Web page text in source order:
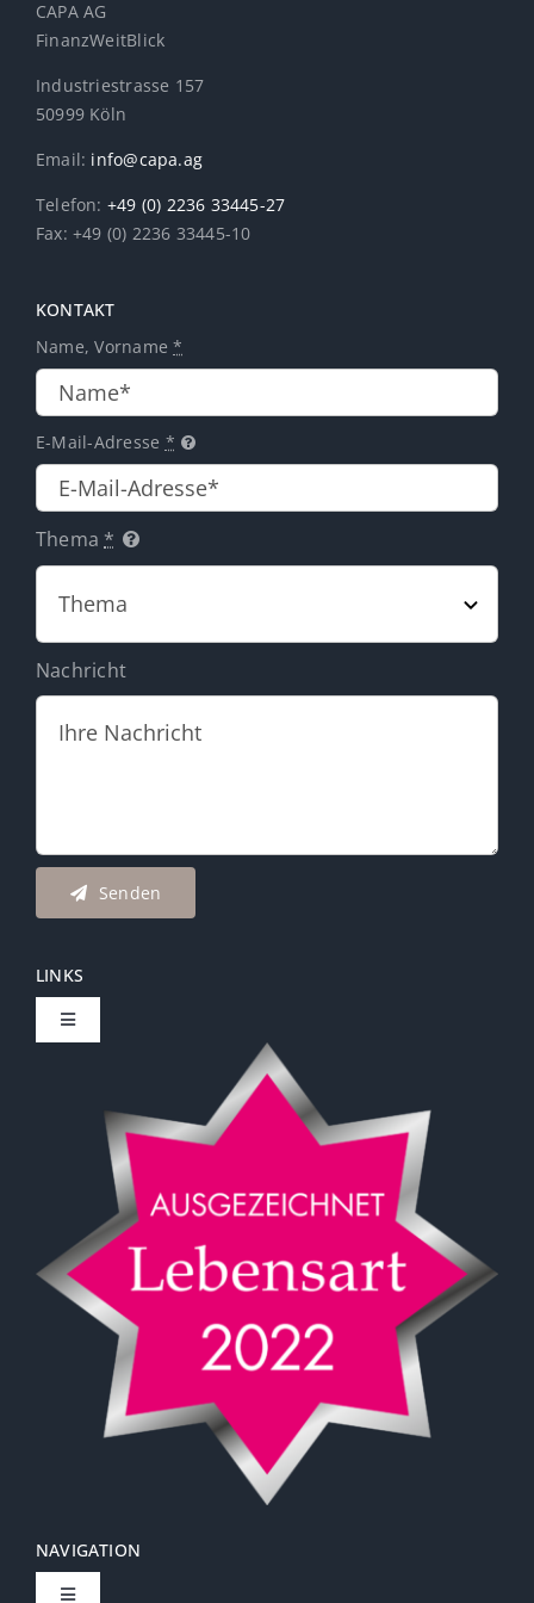
CAPA AG
FinanzWeitBlick
Industriestrasse 157
50999 Köln
Email: info@capa.ag
Telefon: +49 (0) 2236 33445-27
Fax: +49 (0) 2236 33445-10
KONTAKT
Name, Vorname*
E-Mail-Adresse *
Thema*
Nachricht
Senden
LINKS
Toggle
Carola Schönherr | Coaching & Beratung
H+H Immobilien Köln
MAIESTAS Vermögensmanagement AG
Gut Nazareth Düren
NAVIGATION